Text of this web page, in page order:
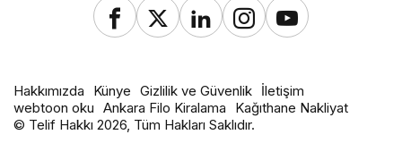
Hakkımızda Künye Gizlilik ve Güvenlik İletişim
webtoon oku Ankara Filo Kiralama
Kağıthane Nakliyat
© Telif Hakkı 2026, Tüm Hakları Saklıdır.